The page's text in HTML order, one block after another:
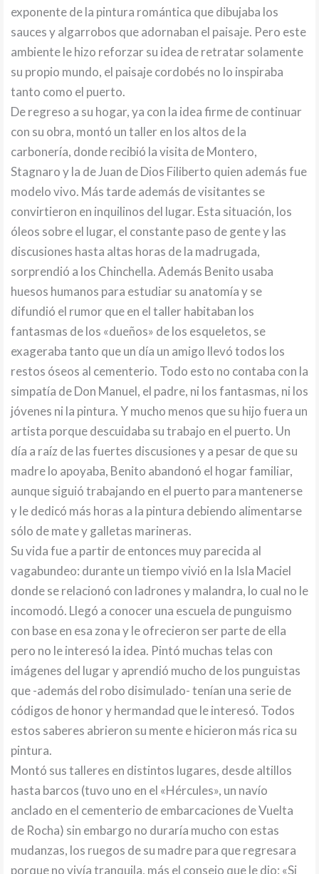
exponente de la pintura romántica que dibujaba los
sauces y algarrobos que adornaban el paisaje. Pero este
ambiente le hizo reforzar su idea de retratar solamente
su propio mundo, el paisaje cordobés no lo inspiraba
tanto como el puerto.
De regreso a su hogar, ya con la idea firme de continuar
con su obra, montó un taller en los altos de la
carbonería, donde recibió la visita de Montero,
Stagnaro y la de Juan de Dios Filiberto quien además fue
modelo vivo. Más tarde además de visitantes se
convirtieron en inquilinos del lugar. Esta situación, los
óleos sobre el lugar, el constante paso de gente y las
discusiones hasta altas horas de la madrugada,
sorprendió a los Chinchella. Además Benito usaba
huesos humanos para estudiar su anatomía y se
difundió el rumor que en el taller habitaban los
fantasmas de los «dueños» de los esqueletos, se
exageraba tanto que un día un amigo llevó todos los
restos óseos al cementerio. Todo esto no contaba con la
simpatía de Don Manuel, el padre, ni los fantasmas, ni los
jóvenes ni la pintura. Y mucho menos que su hijo fuera un
artista porque descuidaba su trabajo en el puerto. Un
día a raíz de las fuertes discusiones y a pesar de que su
madre lo apoyaba, Benito abandonó el hogar familiar,
aunque siguió trabajando en el puerto para mantenerse
y le dedicó más horas a la pintura debiendo alimentarse
sólo de mate y galletas marineras.
Su vida fue a partir de entonces muy parecida al
vagabundeo: durante un tiempo vivió en la Isla Maciel
donde se relacionó con ladrones y malandra, lo cual no le
incomodó. Llegó a conocer una escuela de punguismo
con base en esa zona y le ofrecieron ser parte de ella
pero no le interesó la idea. Pintó muchas telas con
imágenes del lugar y aprendió mucho de los punguistas
que -además del robo disimulado- tenían una serie de
códigos de honor y hermandad que le interesó. Todos
estos saberes abrieron su mente e hicieron más rica su
pintura.
Montó sus talleres en distintos lugares, desde altillos
hasta barcos (tuvo uno en el «Hércules», un navío
anclado en el cementerio de embarcaciones de Vuelta
de Rocha) sin embargo no duraría mucho con estas
mudanzas, los ruegos de su madre para que regresara
porque no vivía tranquila, más el consejo que le dio: «Si